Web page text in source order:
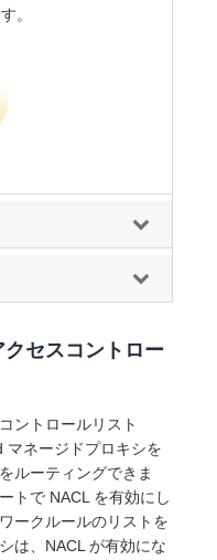
。
セスコントロー
ントロールリスト
マネージドプロキシを
ルーティングできま
トで NACL を有効にし
ークルールのリストを
は、NACL が有効にな